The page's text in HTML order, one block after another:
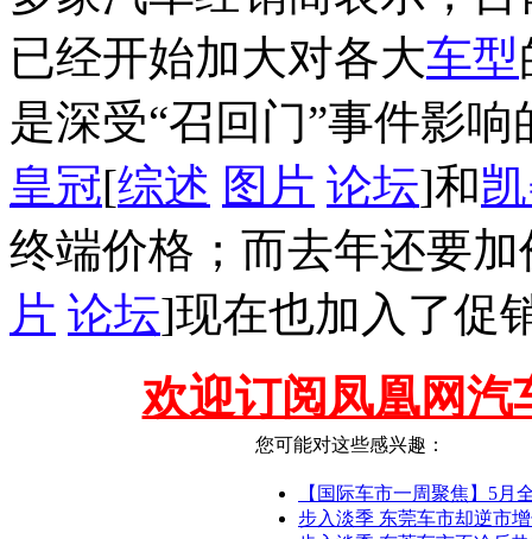
已经开始加大对各大车型
是深受“召回门”事件影响
皇冠[综述 图片 论坛]和
终端价格；而去年还要加
片 论坛]现在也加入了促
欢迎订阅凤凰网汽
您可能对这些感兴趣：
【国际车市一周聚焦】5月
步入淡季 东莞车市却逆市